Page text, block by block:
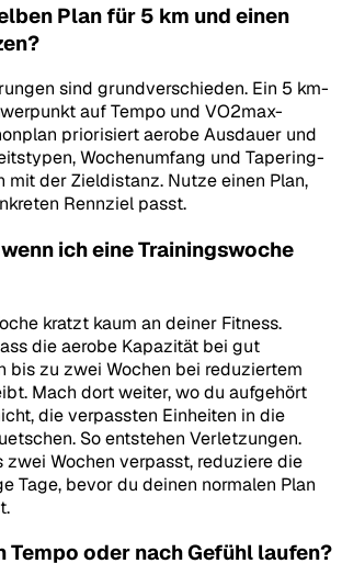
Plan für 5 km und einen
sind grundverschieden. Ein 5 km-
auf Tempo und VO2max-
priorisiert aerobe Ausdauer und
Wochenumfang und Tapering-
mit der Zieldistanz. Nutze einen Plan,
Rennziel passt.
ich eine Trainingswoche
kratzt kaum an deiner Fitness.
die aerobe Kapazität bei gut
bis zu zwei Wochen bei reduziertem
Mach dort weiter, wo du aufgehört
die verpassten Einheiten in die
So entstehen Verletzungen.
zwei Wochen verpasst, reduziere die
Tage, bevor du deinen normalen Plan
Tempo oder nach Gefühl laufen?